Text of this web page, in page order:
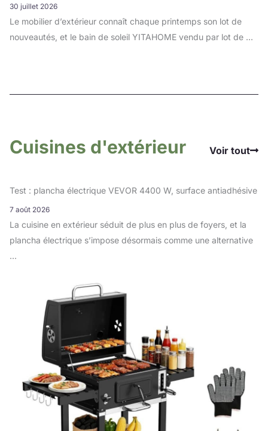
30 juillet 2026
Le mobilier d’extérieur connaît chaque printemps son lot de
nouveautés, et le bain de soleil YITAHOME vendu par lot de ...
Cuisines d'extérieur Voir tout
Test : plancha électrique VEVOR 4400 W, surface antiadhésive
7 août 2026
La cuisine en extérieur séduit de plus en plus de foyers, et la
plancha électrique s’impose désormais comme une alternative
...